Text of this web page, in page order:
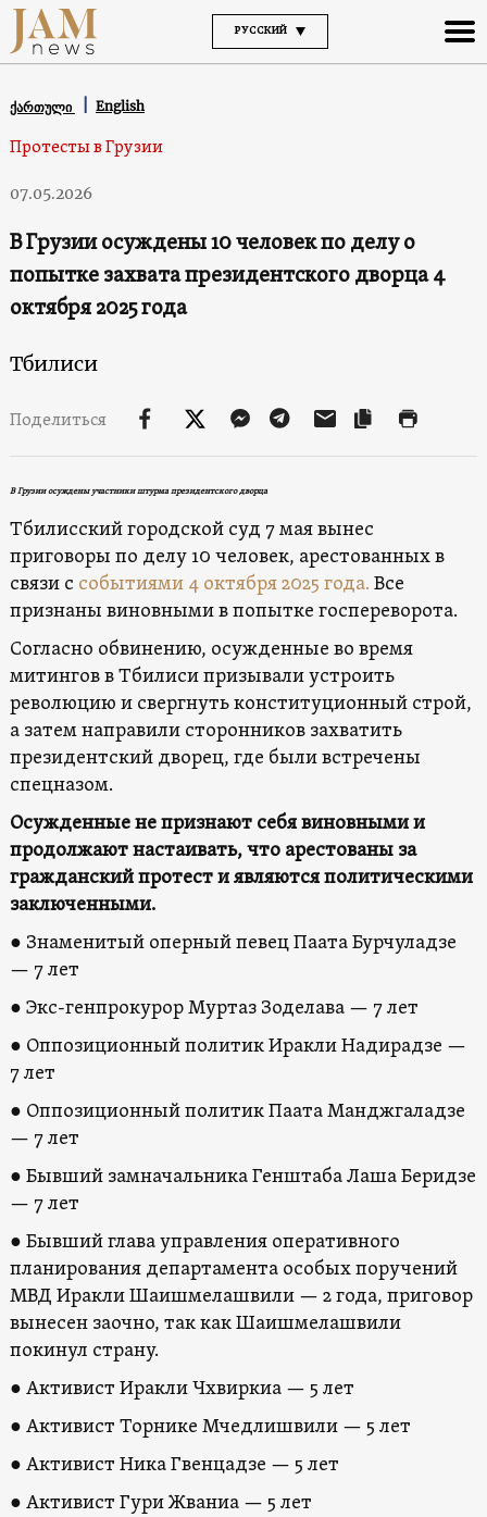
РУССКИЙ
ქართული English
Протесты в Грузии
07.05.2026
В Грузии осуждены 10 человек по делу о
попытке захвата президентского дворца 4
октября 2025 года
Тбилиси
Поделиться
В Грузии осуждены участники штурма президентского дворца
Тбилисский городской суд 7 мая вынес
приговоры по делу 10 человек, арестованных в
связи с событиями 4 октября 2025 года. Все
признаны виновными в попытке госпереворота.
Согласно обвинению, осужденные во время
митингов в Тбилиси призывали устроить
революцию и свергнуть конституционный строй,
а затем направили сторонников захватить
президентский дворец, где были встречены
спецназом.
Осужденные не признают себя виновными и
продолжают настаивать, что арестованы за
гражданский протест и являются политическими
заключенными.
● Знаменитый оперный певец Паата Бурчуладзе
— 7 лет
● Экс-генпрокурор Муртаз Зоделава — 7 лет
● Оппозиционный политик Иракли Надирадзе —
7 лет
● Оппозиционный политик Паата Манджгаладзе
— 7 лет
● Бывший замначальника Генштаба Лаша Беридзе
— 7 лет
● Бывший глава управления оперативного
планирования департамента особых поручений
МВД Иракли Шаишмелашвили — 2 года, приговор
вынесен заочно, так как Шаишмелашвили
покинул страну.
● Активист Иракли Чхвиркиа — 5 лет
● Активист Торнике Мчедлишвили — 5 лет
● Активист Ника Гвенцадзе — 5 лет
● Активист Гури Жваниа — 5 лет